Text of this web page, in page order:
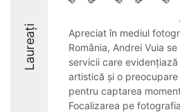
Laureați
Apreciat în mediul
România, Andrei Vuia
servicii care
artistică și o
pentru captarea
Focalizarea pe